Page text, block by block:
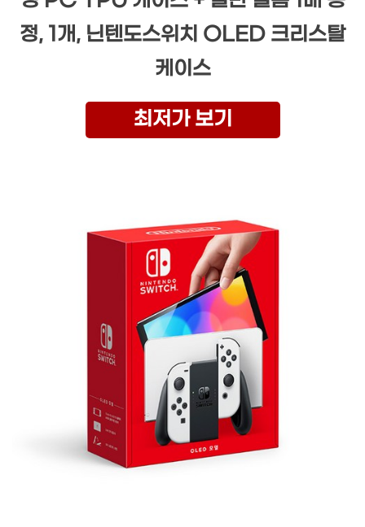
정, 1개, 닌텐도스위치 OLED 크리스탈
케이스
최저가 보기